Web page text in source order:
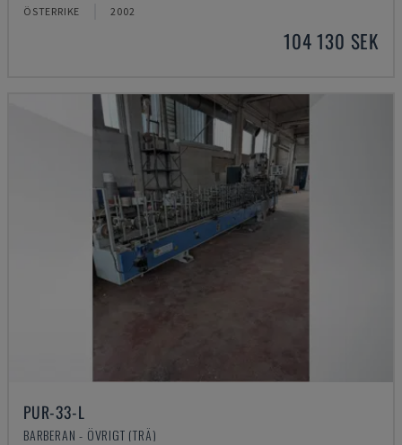
ÖSTERRIKE 2002
104 130 SEK
PUR-33-L
BARBERAN - ÖVRIGT (TRÄ)